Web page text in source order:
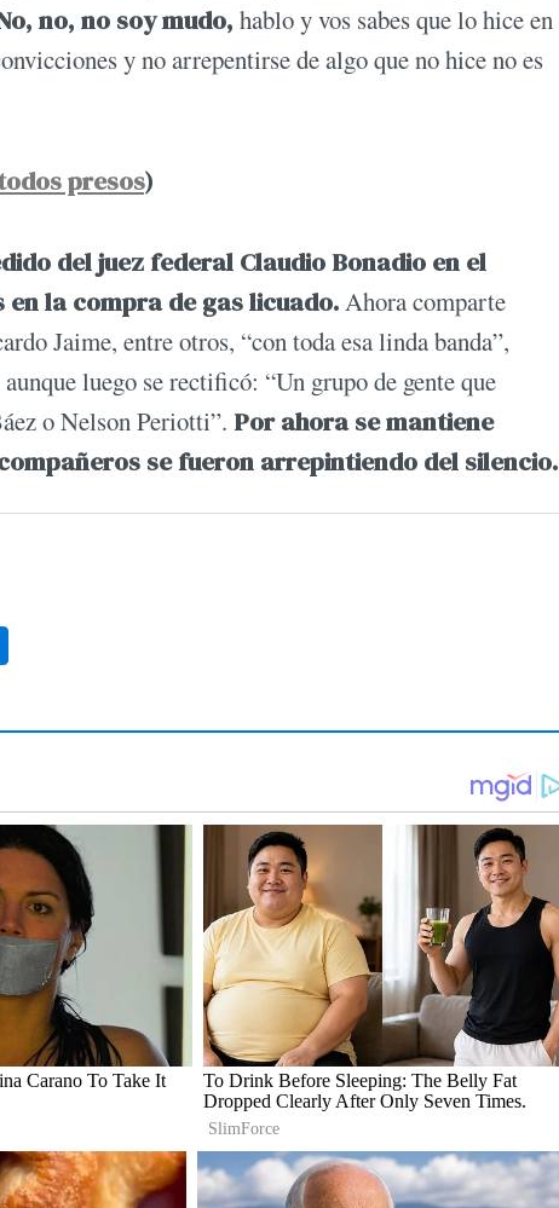
no, no soy mudo, hablo y vos sabes que lo hice en
y no arrepentirse de algo que no hice no es
presos)
del juez federal Claudio Bonadio en el
la compra de gas licuado.Ahora comparte
Jaime, entre otros, “con toda esa linda banda”,
luego se rectificó: “Un grupo de gente que
o Nelson Periotti”. Por ahora se mantiene
se fueron arrepintiendo del silencio.